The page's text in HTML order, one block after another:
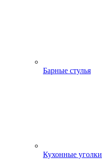
Барные стулья
Кухонные уголки